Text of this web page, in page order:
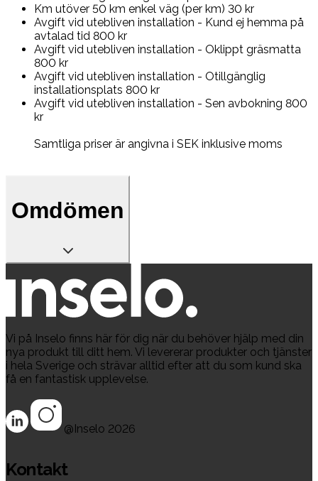
Km utöver 50 km enkel väg (per km) 30 kr
Avgift vid utebliven installation - Kund ej hemma på
avtalad tid 800 kr
Avgift vid utebliven installation - Oklippt gräsmatta
800 kr
Avgift vid utebliven installation - Otillgänglig
installationsplats 800 kr
Avgift vid utebliven installation - Sen avbokning 800
kr
Samtliga priser är angivna i SEK inklusive moms
Omdömen
Vi på Inselo finns här för dig när du behöver hjälp med din
nya produkt till ditt hem. Vi levererar produkter och tjänster
i hela Sverige och strävar alltid efter att du som kund ska
få en fantastisk upplevelse.
@Inselo 2026
Kontakt